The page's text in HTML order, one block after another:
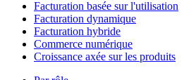
Facturation basée sur l'utilisation
Facturation dynamique
Facturation hybride
Commerce numérique
Croissance axée sur les produits